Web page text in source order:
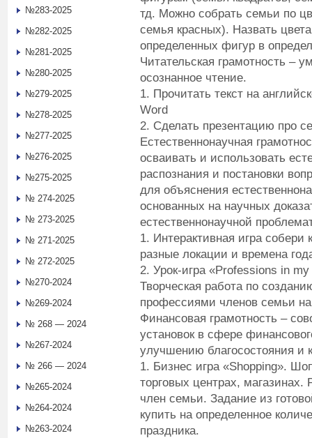
тд. Можно собрать семьи по
семья красных). Назвать
определенных фигур в
Читательская грамотность –
осознанное чтение.
1. Прочитать текст на
Word
2. Сделать презентацию про
Естественнонаучная
осваивать и использовать
распознания и постановки
для объяснения
основанных на научных
естественнонаучной
1. Интерактивная игра
разные локации и времена
2. Урок-игра «Рrofessions in
Творческая работа по
профессиями членов семьи
Финансовая грамотность –
установок в сфере
улучшению благосостояния и
1. Бизнес игра «Shopping».
торговых центрах, магазинах.
член семьи. Задание из
купить на определенное
праздника.
№283-2025
№282-2025
№281-2025
№280-2025
№279-2025
№278-2025
№277-2025
№276-2025
№275-2025
№ 274-2025
№ 273-2025
№ 271-2025
№ 272-2025
№270-2024
№269-2024
№ 268 — 2024
№267-2024
№ 266 — 2024
№265-2024
№264-2024
№263-2024